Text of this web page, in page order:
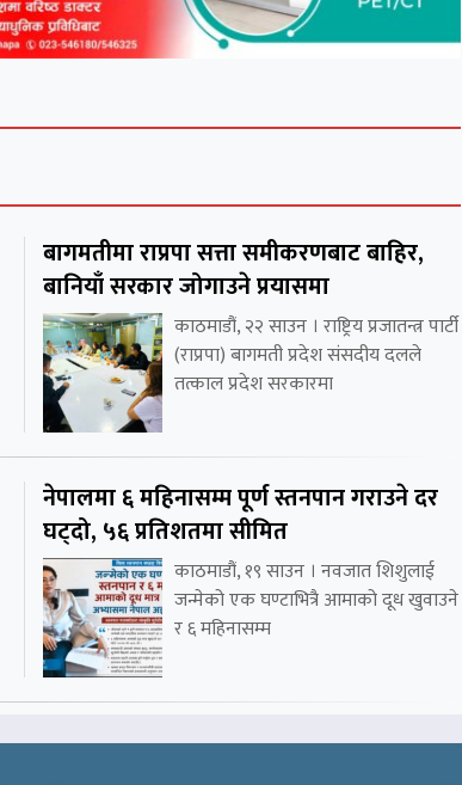
बागमतीमा राप्रपा सत्ता समीकरणबाट बाहिर,
बानियाँ सरकार जोगाउने प्रयासमा
काठमाडौं, २२ साउन । राष्ट्रिय प्रजातन्त्र पार्टी
(राप्रपा) बागमती प्रदेश संसदीय दलले
तत्काल प्रदेश सरकारमा
नेपालमा ६ महिनासम्म पूर्ण स्तनपान गराउने दर
घट्दो, ५६ प्रतिशतमा सीमित
काठमाडौं, १९ साउन । नवजात शिशुलाई
जन्मेको एक घण्टाभित्रै आमाको दूध खुवाउने
र ६ महिनासम्म